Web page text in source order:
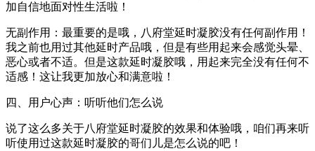
加自信地面对性生活啦！
无副作用：最重要的是哦，八府堂延时凝胶没有任何副作用！
我之前也用过其他延时产品哦，但是有些用起来会感觉头晕、
恶心或者不适。但是这款延时凝胶哦，用起来完全没有任何不
适感！这让我更加放心和满意啦！
四、用户心声：听听他们怎么说
说了这么多关于八府堂延时凝胶的效果和体验哦，咱们再来听
听使用过这款延时凝胶的哥们儿是怎么说的吧！